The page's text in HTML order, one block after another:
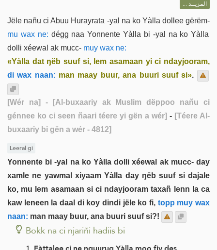
المزيــد ...
Jële nañu ci Abuu Hurayrata -yal na ko Yàlla dollee gërëm-
mu wax ne: dégg naa Yonnente Yàlla bi -yal na ko Yàlla
dolli xéewal ak mucc- muy wax ne:
«Yàlla dat ŋëb suuf si, lem asamaan yi ci ndayjooram,
di wax naan: man maay buur, ana buuri suuf si».
[Wér na]
- [Al-buxaariy ak Muslim dëppoo nañu ci
génnee ko ci seen ñaari téere yi gën a wér] - [Téere Al-
buxaariy bi gën a wér - 4812]
Leeral gi
Yonnente bi -yal na ko Yàlla dolli xéewal ak mucc- day
xamle ne yawmal xiyaam Yàlla day ŋëb suuf si dajale
ko, mu lem asamaan si ci ndayjooram taxañ lenn la ca
kaw leneen la daal di koy dindi jële ko fi, topp muy wax
naan: man maay buur, ana buuri suuf si?!
Bokk na ci njariñi hadiis bi